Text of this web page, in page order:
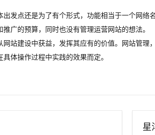
发点还是为了有个形式，功能相当于一个网
广的预算，同时也没有管理运营网站的想法。
站建设中获益，发挥其应有的价值。网站管理
体操作过程中实践的效果而定。
星